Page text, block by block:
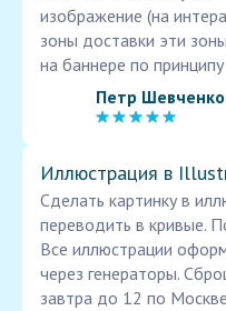
изображение (на
зоны доставки эти
на баннере по
Петр Шевченко
Иллюстрация в
Сделать картинку в
переводить в кривые.
Все иллюстрации
через генераторы.
завтра до 12 по Москве